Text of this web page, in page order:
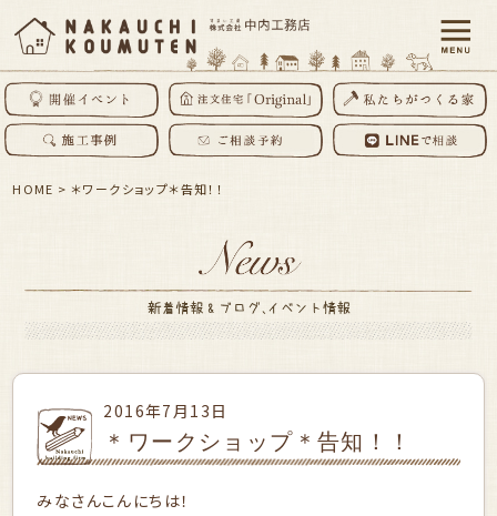
HOME >＊ワークショップ＊告知！！
2016年7月13日
＊ワークショップ＊告知！！
みなさんこんにちは！